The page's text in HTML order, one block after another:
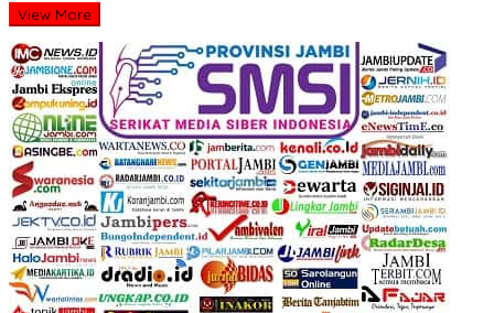
View More